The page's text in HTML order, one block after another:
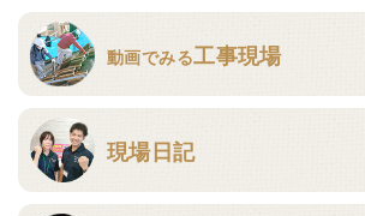
動画でみる工事現場
現場日記